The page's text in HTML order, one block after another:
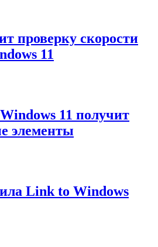
проверку скорости
11
11 получит
элементы
Link to Windows